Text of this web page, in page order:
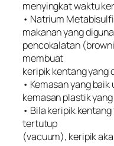
menyingkat waktu
• Natrium
makanan yang
pencokalatan
membuat
keripik kentang yang
• Kemasan yang
kemasan plastik
• Bila keripik
tertutup
(vacuum), keripik